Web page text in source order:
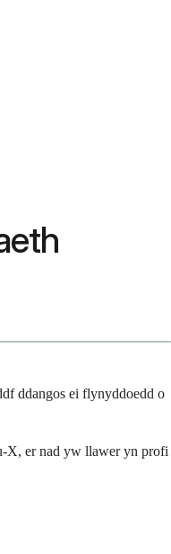
ddangos ei flynyddoedd o
X, er nad yw llawer yn profi